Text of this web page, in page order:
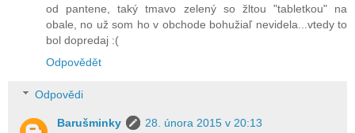
od pantene, taký tmavo zelený so žltou "tabletkou" na
obale, no už som ho v obchode bohužiaľ nevidela...vtedy to
bol dopredaj :(
Odpovědět
Odpovědi
Barušminky
28. února 2015 v 20:13